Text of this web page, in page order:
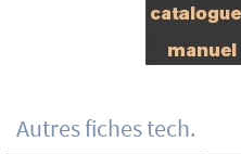
Autres fiches tech.